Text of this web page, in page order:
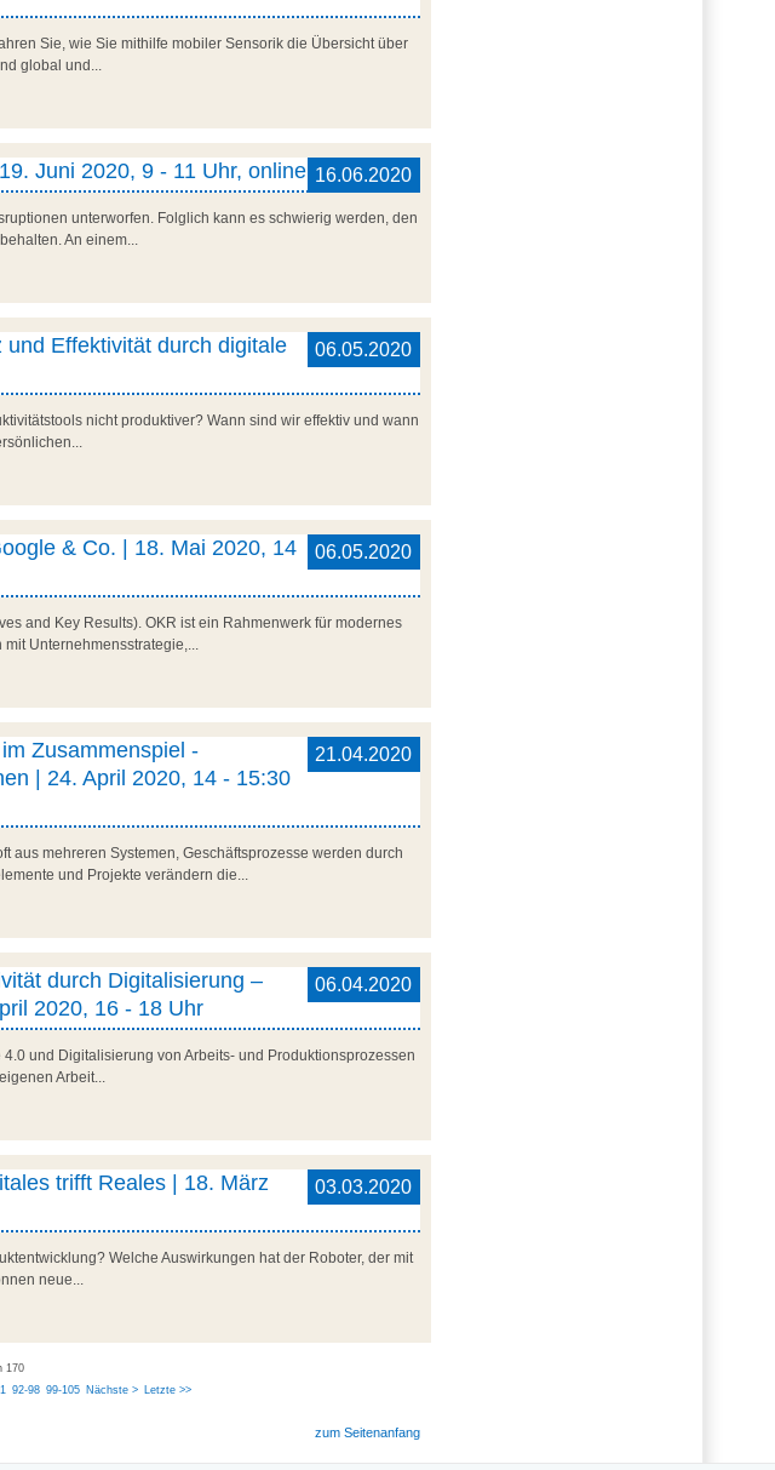
Sie, wie Sie mithilfe mobiler Sensorik die Übersicht über
global und...
16.06.2020
Juni 2020, 9 - 11 Uhr, online
unterworfen. Folglich kann es schwierig werden, den
An einem...
06.05.2020
Effektivität durch digitale
nicht produktiver? Wann sind wir effektiv und wann
06.05.2020
& Co. | 18. Mai 2020, 14
and Key Results). OKR ist ein Rahmenwerk für modernes
Unternehmensstrategie,...
21.04.2020
Zusammenspiel -
| 24. April 2020, 14 - 15:30
aus mehreren Systemen, Geschäftsprozesse werden durch
und Projekte verändern die...
06.04.2020
durch Digitalisierung –
2020, 16 - 18 Uhr
und Digitalisierung von Arbeits- und Produktionsprozessen
Arbeit...
03.03.2020
trifft Reales | 18. März
Welche Auswirkungen hat der Roboter, der mit
neue...
170
92-98 99-105 Nächste > Letzte >>
zum Seitenanfang